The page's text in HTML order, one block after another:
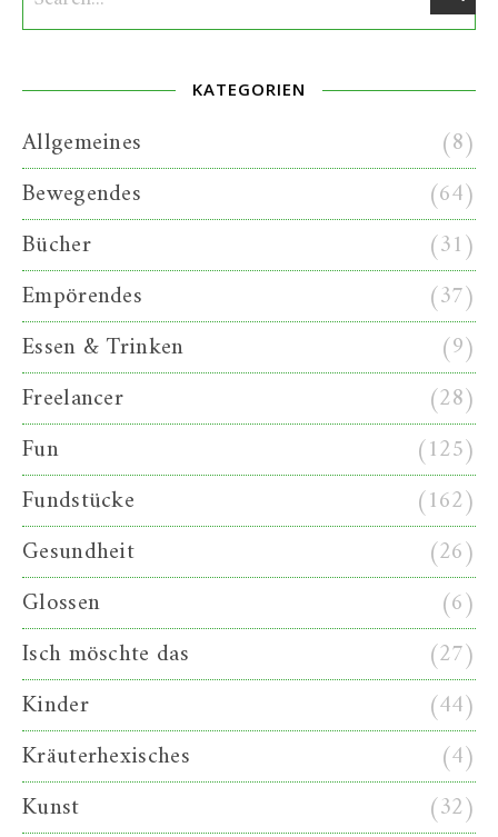
KATEGORIEN
Allgemeines
(8)
Bewegendes
(64)
Bücher
(31)
Empörendes
(37)
Essen & Trinken
(9)
Freelancer
(28)
Fun
(125)
Fundstücke
(162)
Gesundheit
(26)
Glossen
(6)
Isch möschte das
(27)
Kinder
(44)
Kräuterhexisches
(4)
Kunst
(32)